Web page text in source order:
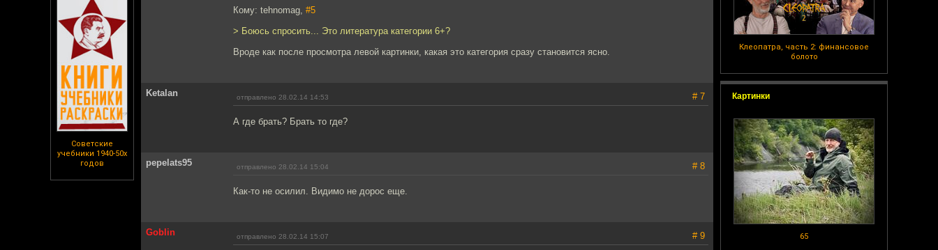
Советские
учебники 1940-50х
годов
Клеопатра, часть 2: финансовое
болото
Картинки
65
Кому: tehnomag, #5
> Боюсь спросить... Это литература категории 6+?
Вроде как после просмотра левой картинки, какая это категория сразу становится ясно.
Ketalan отправлено 28.02.14 14:53 # 7
А где брать? Брать то где?
pepelats95 отправлено 28.02.14 15:04 # 8
Как-то не осилил. Видимо не дорос еще.
Goblin отправлено 28.02.14 15:07 # 9